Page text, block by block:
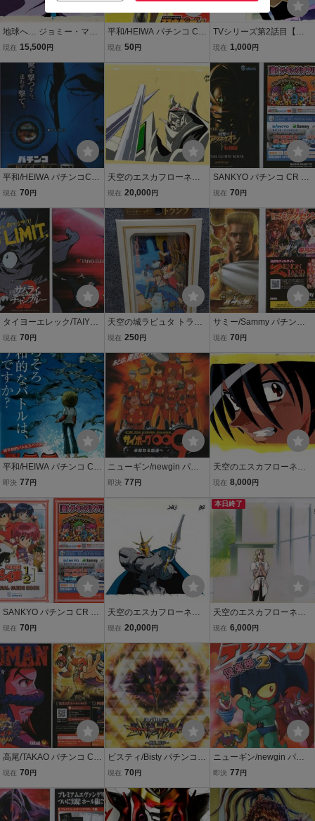
地球へ… ジョミー・マー
キス・シン 大判 セル画 動
毎日放送 TBS アニメ【A1
256】
現在 15,500 円
平和/HEIWA パチンコ CR
TVアニメーション弱虫ペ
冊子) 2017年 表紙+10P
現在 50 円
TVシリーズ第2話目【幻
の月の少女】天空のエス
のセル画。原画ナンバー
現在 1,000 円
平和/HEIWA パチンコCR
ゴルゴ13 BACK IN THE B
ガイド(小冊子) 2010年 表
紙+10P+裏表紙 さいと
う・たかを
現在 70 円
天空のエスカフローネ T
he Vision of Escaflowne
治・結城信輝
現在 20,000 円
SANKYO パチンコ CR FE
VER創聖のアクエリオン
ドブック(小冊子) 2011年
表紙+18P+裏表紙
現在 70 円
タイヨーエレック/TAIYO
ELEC パチンコ CRサムラ
011年 表紙+14P+裏表紙
SAMURAI CHAMPLOO
現在 70 円
天空の城ラピュタ トラン
プ スタジオジブリ パズー
Castle in the sky STUDIO
GHIBLI MIYAZAKI HYAO
playing card
現在 250 円
サミー/Sammy パチンコ
ぱちんこCR北斗の拳金色
表紙＋18ページ＋裏表紙
原哲夫
現在 70 円
平和/HEIWA パチンコ CR
釣りキチ三平 小冊子 200
即決 77 円
ニューギン/newgin パチ
ンコ CRサイボーグ009～
2009年 14P 石森章太郎
即決 77 円
天空のエスカフローネ
セル画 9 ♯ 原画
スト 設定資料 アンテ
ィーク
現在 8,000 円
SANKYO パチンコ CR FE
VERらんま1/2温泉アスレ
イドブック(小冊子) 2011
年 表紙+18P+裏表紙 高橋
留美子
現在 70 円
天空のエスカフローネ T
he Vision of Escaflowne
治・結城信輝
現在 20,000 円
本日終了
天空のエスカフローネ
セル画 16 ♯ 原
イラスト 設定資料 ア
ンティーク
現在 6,000 円
高尾/TAKAO パチンコ CR
元禄義人伝 浪漫 ROMAN
キー・パンチ先生
現在 70 円
ビスティ/Bisty パチンコ C
R新世紀エヴァンゲリオン
子 2010年 10P
現在 70 円
ニューギン/newgin パチ
ンコ CRデビルマン倶楽部
豪
即決 77 円